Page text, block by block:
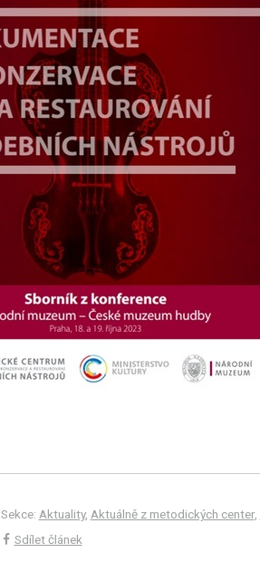
Sekce: Aktuality, Aktuálně z metodických center,
Sdílet článek